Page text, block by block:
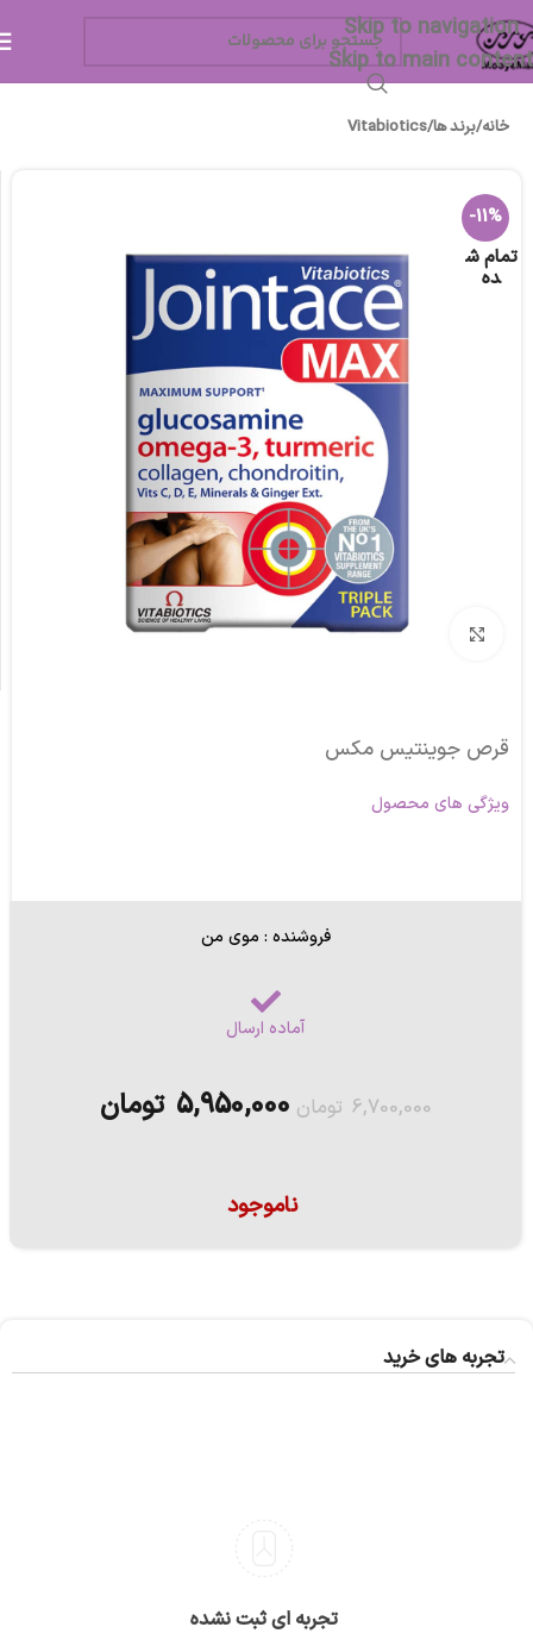
Skip to navigation
Skip to main content
خانه/برند ها/
Vitabiotics
-11%
تمام ش
ده
برای بزرگنمایی کلیک کنید
قرص جوینتیس مکس
ویژگی های محصول
فروشنده : موی من
آماده ارسال
6,700,000 تومان 5,950,000 تومان
ناموجود
تجربه های خرید
تجربه ای ثبت نشده